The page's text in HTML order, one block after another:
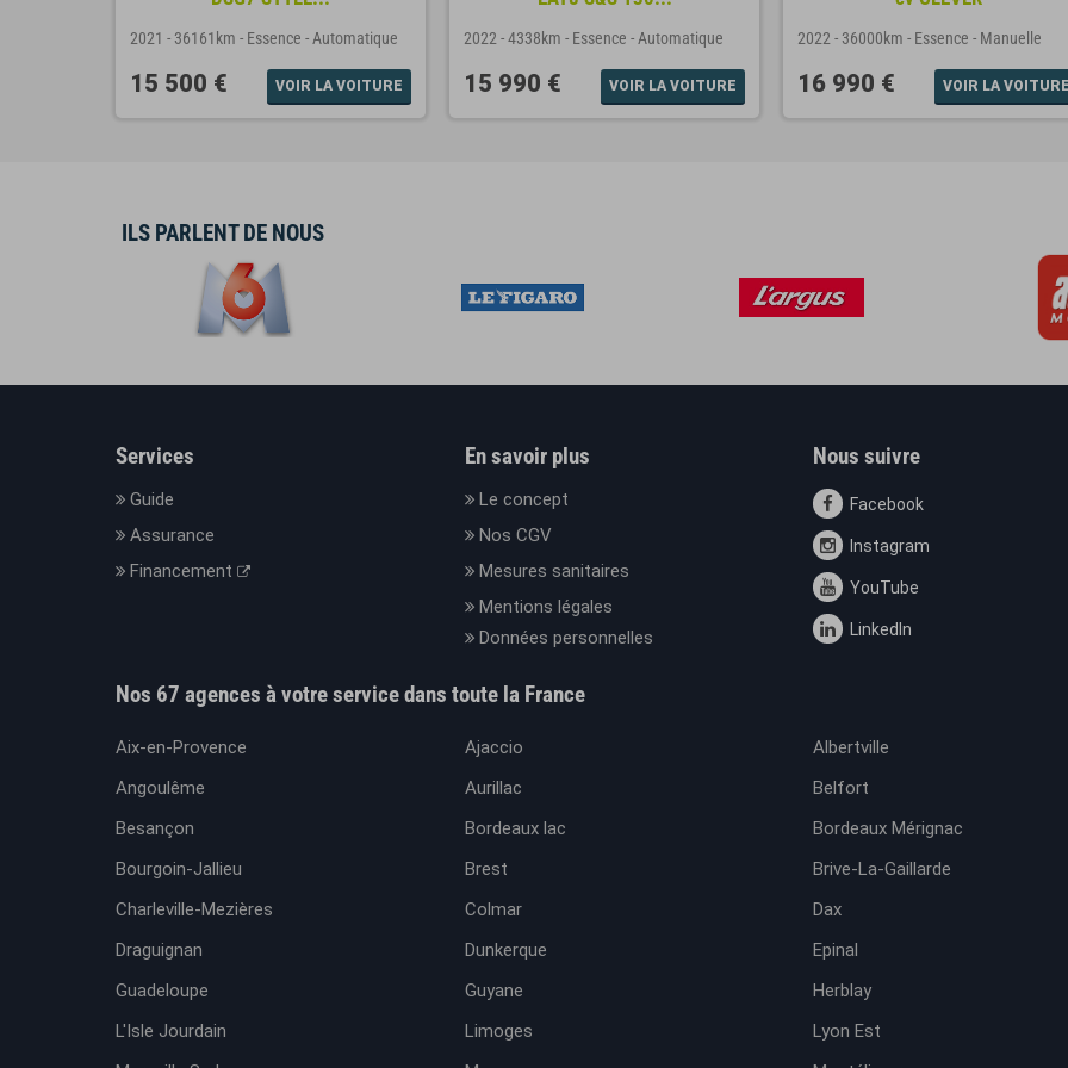
2021 - 36161km - Essence - Automatique
15 500 € VOIR LA VOITURE
2022 -4338km - Essence - Automatique
15 990 € VOIR LA VOITURE
2022 - 36000km - Essence - Manuelle
16 990 € VOIR LA VOITURE
ILS PARLENT DE NOUS
Services
Guide
Assurance
Financement
En savoir plus
Le concept
Nos CGV
Mesures sanitaires
Mentions légales
Données personnelles
Nous suivre
Facebook
Instagram
YouTube
LinkedIn
Nos 67 agences à votre service dans toute la France
Aix-en-Provence Ajaccio Albertville
Angoulême
Aurillac Belfort
Besançon
Bordeaux lac Bordeaux Mérignac
Bourgoin-Jallieu
Brest Brive-La-Gaillarde
Charleville-Mezières
Colmar Dax
Draguignan
Dunkerque Epinal
Guadeloupe
Guyane Herblay
L'Isle Jourdain
Limoges Lyon Est